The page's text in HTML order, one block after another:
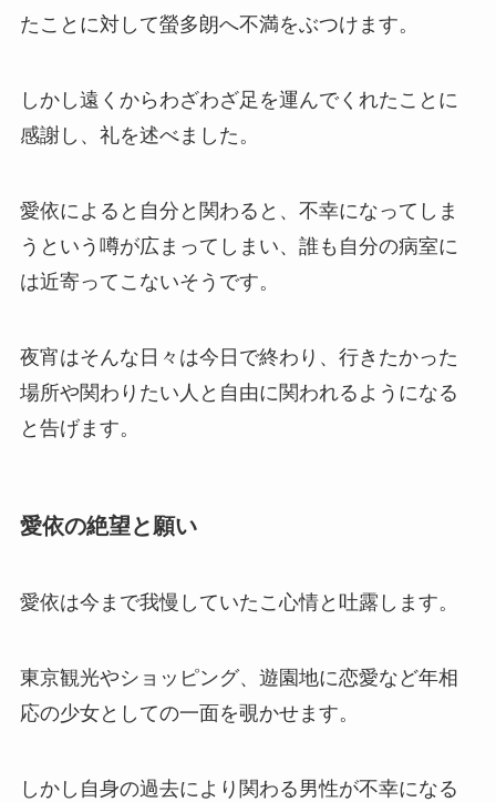
たことに対して螢多朗へ不満をぶつけます。
しかし遠くからわざわざ足を運んでくれたことに
感謝し、礼を述べました。
愛依によると自分と関わると、不幸になってしま
うという噂が広まってしまい、誰も自分の病室に
は近寄ってこないそうです。
夜宵はそんな日々は今日で終わり、行きたかった
場所や関わりたい人と自由に関われるようになる
と告げます。
愛依の絶望と願い
愛依は今まで我慢していたこ心情と吐露します。
東京観光やショッピング、遊園地に恋愛など年相
応の少女としての一面を覗かせます。
しかし自身の過去により関わる男性が不幸になる